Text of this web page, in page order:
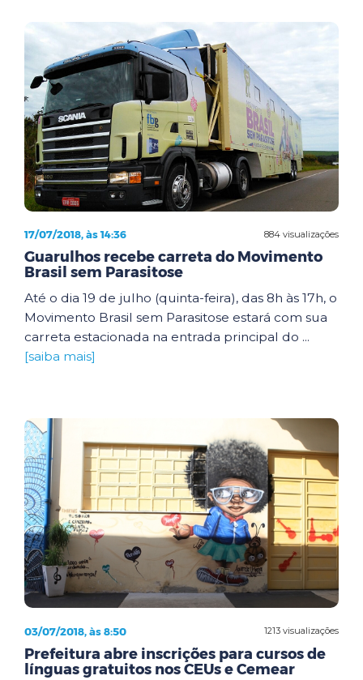
884 visualizações
17/07/2018, às 14:36
Guarulhos recebe carreta do Movimento
Brasil sem Parasitose
Até o dia 19 de julho (quinta-feira), das 8h às 17h, o
Movimento Brasil sem Parasitose estará com sua
carreta estacionada na entrada principal do ...
[saiba mais]
1213 visualizações
03/07/2018, às 8:50
Prefeitura abre inscrições para cursos de
línguas gratuitos nos CEUs e Cemear